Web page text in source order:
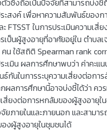
วซึ่งถือเป็นปัจจัยที่สามารถบ่งชี้
สงค์ เพื่อหาความสัมพันธ์ของ
FTSST ในการประเมินความเ
เป็นผู้สูงอายุที่อาศัยอยู่ใน ตำบล
น ใช้สถิติ Spearman rank
มิน ผลการศึกษาพบว่า ค่าคะแ
ธ์กันในการระบุความเสี่ยงต่อกา
ผลการศึกษานี้อาจบ่งชี้ได้ว่า คว
สี่ยงต่อการหกล้มของผู้สูงอายุใ
ภายในและภายนอก และสามาร
งผู้สูงอายุในชุมชนได้